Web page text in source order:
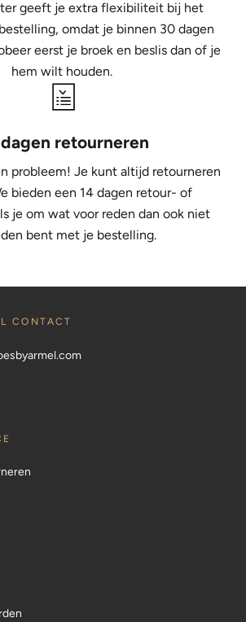
geeft je extra flexibiliteit bij het
omdat je binnen 30 dagen
eerst je broek en beslis dan of je
hem wilt houden.
dagen retourneren
probleem! Je kunt altijd retourneren
bieden een 14 dagen retour- of
je om wat voor reden dan ook niet
bent met je bestelling.
CONTACT